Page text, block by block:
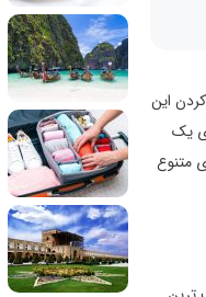
این
یک
متنوع